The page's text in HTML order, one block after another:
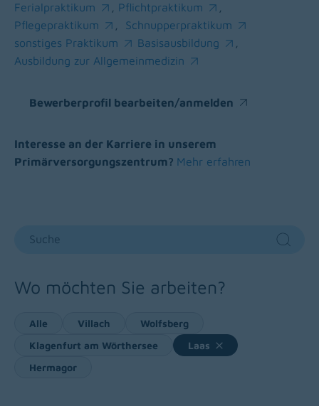
Ferialpraktikum
(opens in a new window)
Pflichtpraktikum
(opens in a new window)
Pflegepraktikum
(opens in a new window)
Schnupperpraktikum
(opens in a new window)
sonstiges Praktikum
(opens in a new window)
Basisausbildung
(opens in a new window)
Ausbildung zur Allgemeinmedizin
(opens in a new window)
Bewerberprofil bearbeiten/anmelden
(opens in a new window)
Interesse an der Karriere in unserem
Primärversorgungszentrum? Mehr erfahren
Suche
Wo möchten Sie arbeiten?
Alle Villach
Wolfsberg
Klagenfurt am Wörthersee
Laas
Hermagor